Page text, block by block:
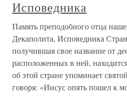
Исповедника
Память преподобного отца
Декаполита, Исповедника
получившая свое название от
расположенных в ней,
об этой стране упоминает
говоря: «Иисус опять пошел к